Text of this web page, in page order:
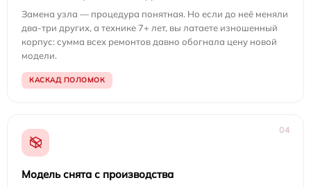
Замена узла — процедура понятная. Но если до неё меняли
два-три других, а технике 7+ лет, вы латаете изношенный
корпус: сумма всех ремонтов давно обогнала цену новой
модели.
КАСКАД ПОЛОМОК
04
Модель снята с производства